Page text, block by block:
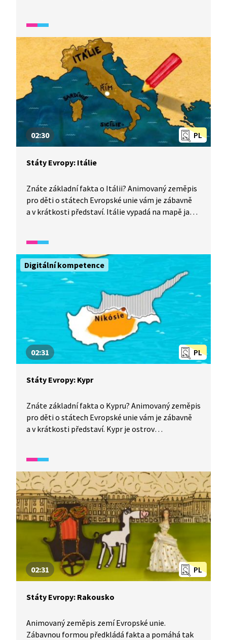
nejvýše položené hlavní město v Evropě a říká se
o něm, že roste, ale nestárne. Chloubou Bulharska
je Růžové údolí, kde se pěstují růže na výrobu
bulharského růžového oleje. Narodil se tu prý
bájný pěvec Orfeus a lidé se tu, díky zdravé kuchyni,
dožívají velmi vysokého věku.
PL
02:30
Státy Evropy: Itálie
Znáte základní fakta o Itálii? Animovaný zeměpis
pro děti o státech Evropské unie vám je zábavně
a v krátkosti představí. Itálie vypadá na mapě jako
máte rádi pizzu a těstoviny, bude se vám tu líbit.
V Itálii je hodně kostelů a bazilik a spousty dalších
zajímavých staveb. Benátky jsou slavné turistické
lákadlo, město celé postavené na vodě, kde místo
Digitální kompetence
PL
02:31
Státy Evropy: Kypr
Znáte základní fakta o Kypru? Animovaný zeměpis
pro děti o státech Evropské unie vám je zábavně
a v krátkosti představí. Kypr je ostrov
je tak rozdělen na dvě části. Rostou tu olivy a víno
a místní kuchyně nabízí obrovské množství
předkrmů. Kypru se někdy říká Afroditin ostrov,
protože bohyně lásky Afrodite se prý narodila
právě tady. Není divu, že jsou Kypřané na svůj
domov pyšní.
PL
02:31
Státy Evropy: Rakousko
Animovaný zeměpis zemí Evropské unie.
Zábavnou formou předkládá fakta a pomáhá tak